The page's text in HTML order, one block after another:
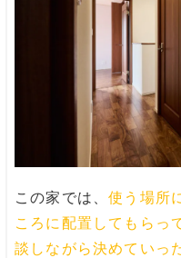
この家では、使う場所
ころに配置してもらっ
談しながら決めていっ